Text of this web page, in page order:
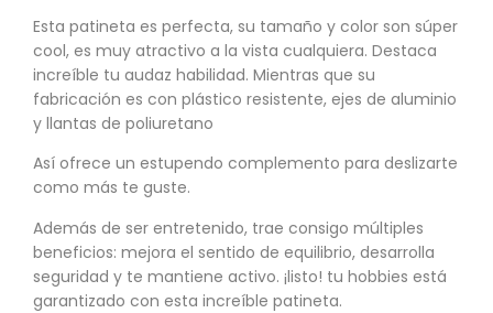
Esta patineta es perfecta, su tamaño y color son súper
cool, es muy atractivo a la vista cualquiera. Destaca
increíble tu audaz habilidad. Mientras que su
fabricación es con plástico resistente, ejes de aluminio
y llantas de poliuretano
Así ofrece un estupendo complemento para deslizarte
como más te guste.
Además de ser entretenido, trae consigo múltiples
beneficios: mejora el sentido de equilibrio, desarrolla
seguridad y te mantiene activo. ¡listo! tu hobbies está
garantizado con esta increíble patineta.